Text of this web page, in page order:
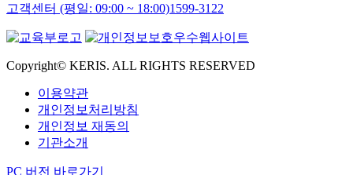
고객센터 (평일: 09:00 ~ 18:00)1599-3122
Copyright© KERIS. ALL RIGHTS RESERVED
이용약관
개인정보처리방침
개인정보 재동의
기관소개
PC 버전 바로가기